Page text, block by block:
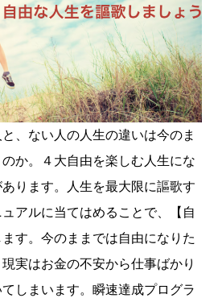
、ない人の人生の違いは今のま
か。４大自由を楽しむ人生にな
ります。人生を最大限に謳歌す
アルに当てはめることで、【自
す。今のままでは自由になりた
実はお金の不安から仕事ばかり
しまいます。瞬速達成プログラ